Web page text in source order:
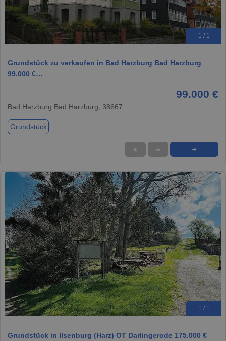
1 / 1
Grundstück zu verkaufen in Bad Harzburg Bad Harzburg
99.000 €…
99.000 €
Bad Harzburg Bad Harzburg, 38667
Grundstück
★ ➦ ➜
1 / 1
Grundstück in Ilsenburg (Harz) OT Darlingerode 175.000 €